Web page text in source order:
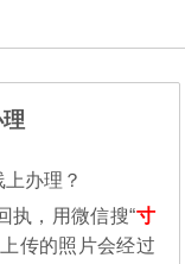
办理？
执，用微信搜“寸
传的照片会经过